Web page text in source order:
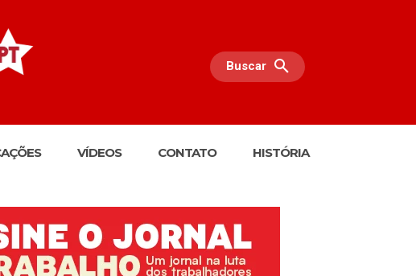
Buscar
VÍDEOS CONTATO HISTÓRIA